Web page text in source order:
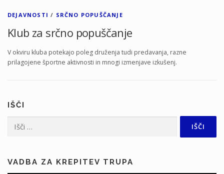
DEJAVNOSTI / SRČNO POPUŠČANJE
Klub za srčno popuščanje
V okviru kluba potekajo poleg druženja tudi predavanja, razne
prilagojene športne aktivnosti in mnogi izmenjave izkušenj.
IŠČI
VADBA ZA KREPITEV TRUPA